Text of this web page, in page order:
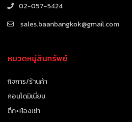
02-057-5424
sales.baanbangkok@gmail.com
หมวดหมู่สินทรัพย์
กิจการ/ร้านค้า
คอนโดมิเนี่ยม
ตึก+ห้องเช่า